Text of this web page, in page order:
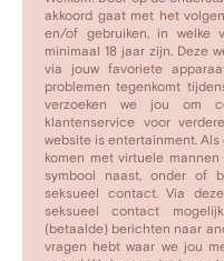
akkoord gaat met het
en/of gebruiken, in welke
minimaal 18 jaar zijn. Deze
via jouw favoriete
problemen tegenkomt
verzoeken we jou om
klantenservice voor
website is entertainment.
komen met virtuele
symbool naast, onder of
seksueel contact. Via
seksueel contact
(betaalde) berichten naar
vragen hebt waar we jou
beinvloed mn leven op
soms wel lastig om
daarom ook diverse
maken en daarna
Maar dat wil ik nu wel is
Ben jij dan die vreemde
XXXX